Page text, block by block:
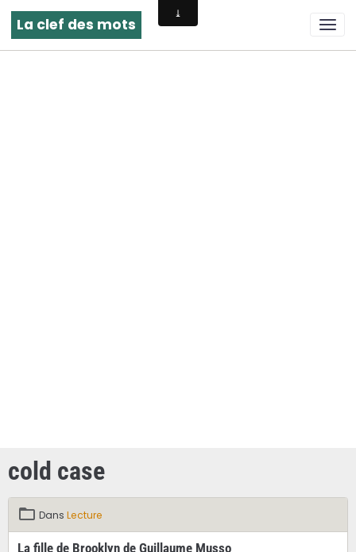
La clef des mots
cold case
Dans Lecture
La fille de Brooklyn de Guillaume Musso